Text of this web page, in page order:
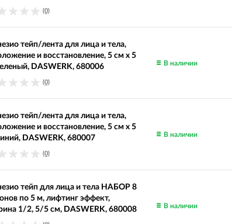
(0)
тейп/лента для лица и тела,
и восстановление, 5 см х 5
DASWERK, 680006
(0)
В наличии
тейп/лента для лица и тела,
и восстановление, 5 см х 5
DASWERK, 680007
(0)
В наличии
тейп для лица и тела НАБОР 8
по 5 м, лифтинг эффект,
1/2, 5/5 см, DASWERK, 680008
В наличии